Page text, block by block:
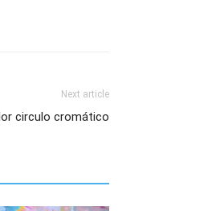
Next article
circulo cromático